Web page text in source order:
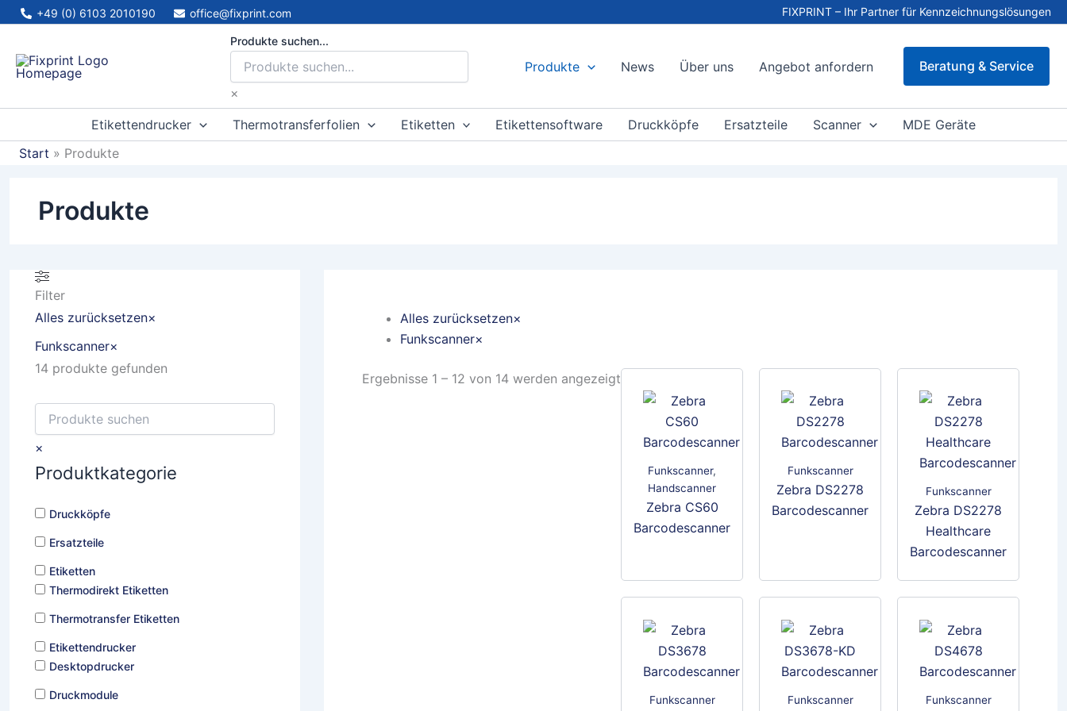
Zum
springen
+49 (0) 6103 2010190 office@fixprint.com FIXPRINT – Ihr Partner für Kennzeichnungslösungen
Produkte suchen...
×
Produkte News Über uns Angebot anfordern Beratung & Service
Etikettendrucker Thermotransferfolien Etiketten Etikettensoftware Druckköpfe Ersatzteile Scanner
MDE Geräte
Start
Produkte
Produkte
Filter
Alles zurücksetzen×
Funkscanner×
14 produkte gefunden
S
e
×
Produktkategorie
Druckköpfe
Ersatzteile
Etiketten
Thermodirekt Etiketten
Thermotransfer Etiketten
Etikettendrucker
Desktopdrucker
Druckmodule
Alles zurücksetzen×
Funkscanner×
Ergebnisse 1 – 12 von 14 werden angezeigt
Funkscanner,
Handscanner
Zebra CS60
Barcodescanner
weist
Varianten
auf.
Die
Optionen
Funkscanner
Zebra DS2278
Barcodescanner
weist
mehrere
auf.
Die
Optionen
können
Funkscanner
Zebra DS2278
Healthcare
Barcodescanner
Dieses
Produkt
mehrere
Varianten
auf.
Die
Funkscanner Funkscanner Funkscanner